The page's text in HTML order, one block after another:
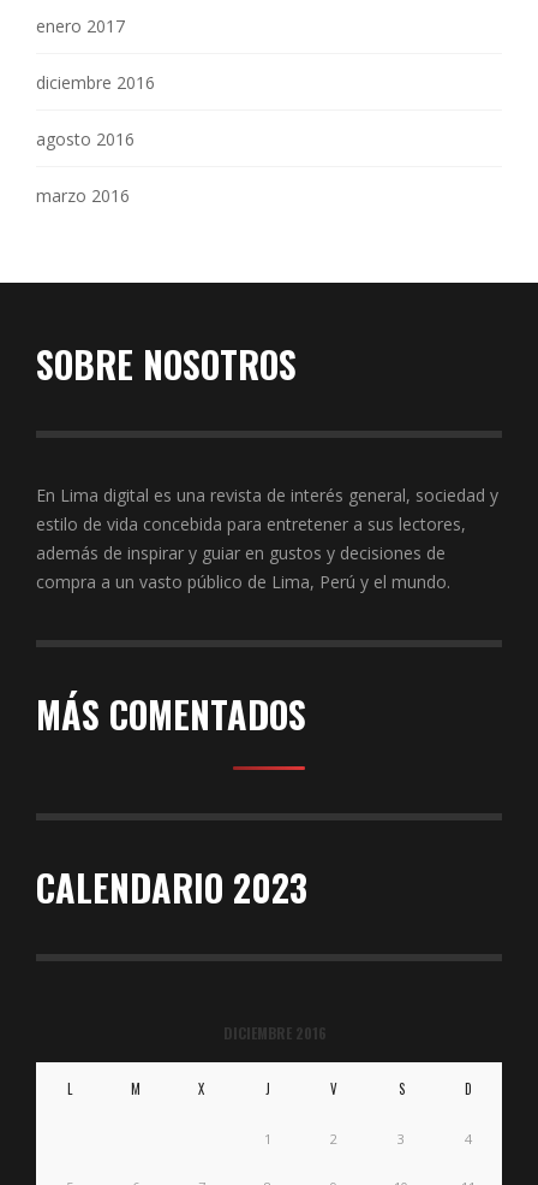
enero 2017
diciembre 2016
agosto 2016
marzo 2016
SOBRE NOSOTROS
En Lima digital es una revista de interés general, sociedad y
estilo de vida concebida para entretener a sus lectores,
además de inspirar y guiar en gustos y decisiones de
compra a un vasto público de Lima, Perú y el mundo.
MÁS COMENTADOS
CALENDARIO 2023
DICIEMBRE 2016
L M X J V S D
1 2 3 4